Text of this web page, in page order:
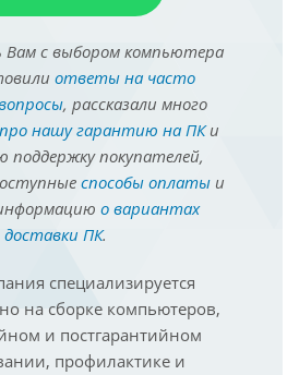
с выбором компьютера
ответы на часто
, рассказали много
про нашу гарантию на ПКи
поддержку покупателей,
способы оплатыи
о вариантах
доставки ПК.
специализируется
на сборке компьютеров,
и постгарантийном
профилактике и